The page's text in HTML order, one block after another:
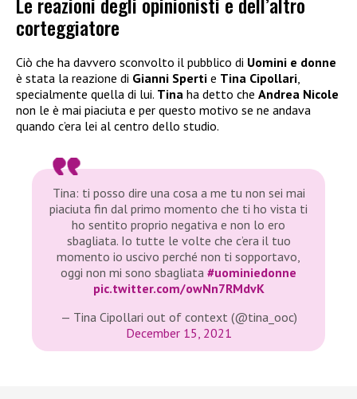
corteggiatore
Ciò che ha davvero sconvolto il pubblico di Uomini e donne
è stata la reazione di Gianni Sperti e Tina Cipollari,
specialmente quella di lui. Tina ha detto che Andrea Nicole
non le è mai piaciuta e per questo motivo se ne andava
quando c’era lei al centro dello studio.
Tina: ti posso dire una cosa a me tu non sei mai
piaciuta fin dal primo momento che ti ho vista ti
ho sentito proprio negativa e non lo ero
sbagliata. Io tutte le volte che c’era il tuo
momento io uscivo perché non ti sopportavo,
oggi non mi sono sbagliata #uominiedonne
pic.twitter.com/owNn7RMdvK
— Tina Cipollari out of context (@tina_ooc)
December 15, 2021